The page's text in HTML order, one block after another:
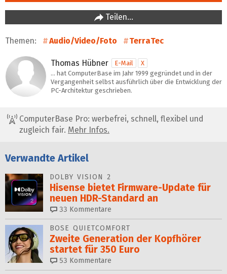
Teilen…
Themen: Audio/Video/Foto TerraTec
Thomas Hübner E-Mail
X
… hat ComputerBase im Jahr 1999 gegründet und in der
Vergangenheit selbst ausführlich über die Entwicklung der
PC-Architektur geschrieben.
ComputerBase Pro: werbefrei, schnell, flexibel und
zugleich fair. Mehr Infos.
Verwandte Artikel
DOLBY VISION 2
Hisense bietet Firmware-Update für
neuen HDR-Standard an
33 Kommentare
BOSE QUIETCOMFORT
Zweite Generation der Kopfhörer
startet für 350 Euro
53 Kommentare